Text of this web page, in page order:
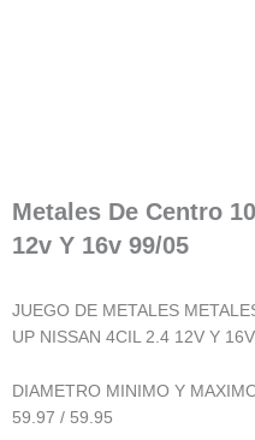
Metales De Centro
12v Y 16v 99/05
JUEGO DE METALES
UP NISSAN 4CIL 2.4 12V Y
DIAMETRO MINIMO Y
59.97 / 59.95